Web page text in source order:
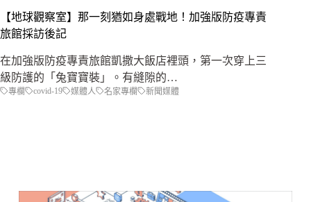
【地球觀察室】那一刻猶如身處戰地！加強版防疫專責
旅館採訪後記
在加強版防疫專責旅館凱撒大飯店裡頭，第一次穿上三
級防護的「兔寶寶裝」。有縫隙的…
專欄 covid-19 媒體人 名家專欄 新聞媒體